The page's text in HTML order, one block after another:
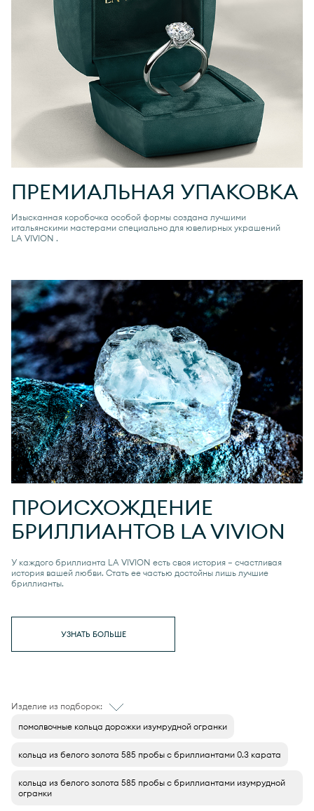
ПРЕМИАЛЬНАЯ УПАКОВКА
Изысканная коробочка особой формы создана лучшими
итальянскими мастерами специально для ювелирных украшений
LA VIVION .
ПРОИСХОЖДЕНИЕ
БРИЛЛИАНТОВ LA VIVION
У каждого бриллианта LA VIVION есть своя история — счастливая
история вашей любви. Стать ее частью достойны лишь лучшие
бриллианты.
УЗНАТЬ БОЛЬШЕ
Изделие из подборок:
помолвочные кольца дорожки изумрудной огранки
кольца из белого золота 585 пробы с бриллиантами 0.3 карата
кольца из белого золота 585 пробы с бриллиантами изумрудной
огранки